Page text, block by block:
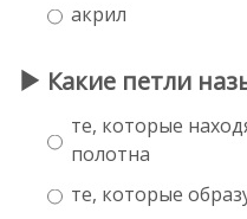
акрил
Какие петли
те, которые
полотна
те, которые